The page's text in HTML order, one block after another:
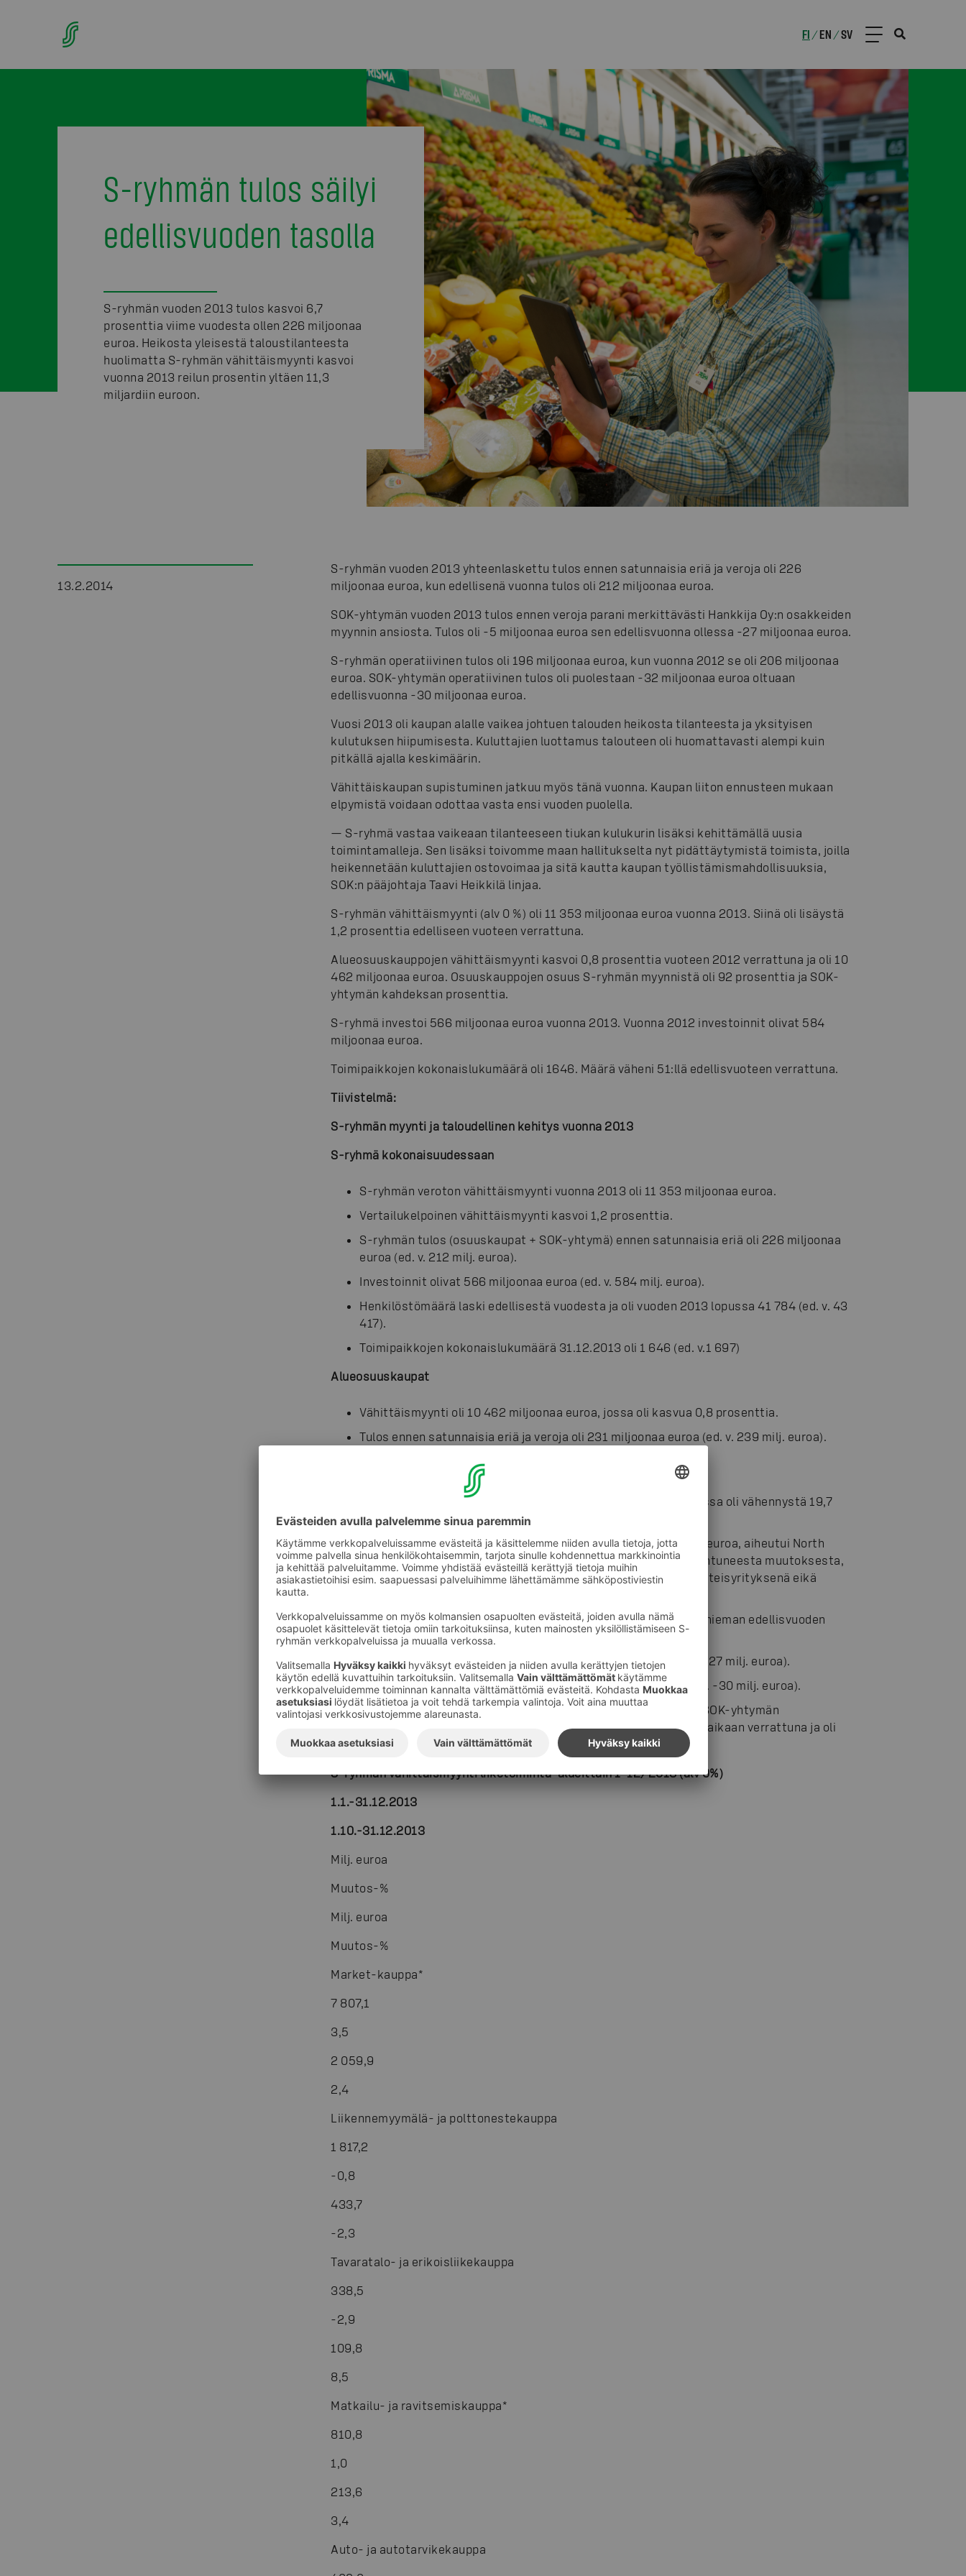
FI /EN /SV
S-ryhmän tulos säilyi
edellisvuoden tasolla
S-ryhmän vuoden 2013 tulos kasvoi 6,7
prosenttia viime vuodesta ollen 226 miljoonaa
euroa. Heikosta yleisestä taloustilanteesta
huolimatta S-ryhmän vähittäismyynti kasvoi
vuonna 2013 reilun prosentin yltäen 11,3
miljardiin euroon.
13.2.2014
S-ryhmän vuoden 2013 yhteenlaskettu tulos ennen satunnaisia eriä ja veroja oli 226
miljoonaa euroa, kun edellisenä vuonna tulos oli 212 miljoonaa euroa.
SOK-yhtymän vuoden 2013 tulos ennen veroja parani merkittävästi Hankkija Oy:n osakkeiden
myynnin ansiosta. Tulos oli -5 miljoonaa euroa sen edellisvuonna ollessa -27 miljoonaa euroa.
S-ryhmän operatiivinen tulos oli 196 miljoonaa euroa, kun vuonna 2012 se oli 206 miljoonaa
euroa. SOK-yhtymän operatiivinen tulos oli puolestaan -32 miljoonaa euroa oltuaan
edellisvuonna -30 miljoonaa euroa.
Vuosi 2013 oli kaupan alalle vaikea johtuen talouden heikosta tilanteesta ja yksityisen
kulutuksen hiipumisesta. Kuluttajien luottamus talouteen oli huomattavasti alempi kuin
pitkällä ajalla keskimäärin.
Vähittäiskaupan supistuminen jatkuu myös tänä vuonna. Kaupan liiton ennusteen mukaan
elpymistä voidaan odottaa vasta ensi vuoden puolella.
— S-ryhmä vastaa vaikeaan tilanteeseen tiukan kulukurin lisäksi kehittämällä uusia
toimintamalleja. Sen lisäksi toivomme maan hallitukselta nyt pidättäytymistä toimista, joilla
heikennetään kuluttajien ostovoimaa ja sitä kautta kaupan työllistämismahdollisuuksia,
SOK:n pääjohtaja Taavi Heikkilä linjaa.
S-ryhmän vähittäismyynti (alv 0 %) oli 11 353 miljoonaa euroa vuonna 2013. Siinä oli lisäystä
1,2 prosenttia edelliseen vuoteen verrattuna.
Alueosuuskauppojen vähittäismyynti kasvoi 0,8 prosenttia vuoteen 2012 verrattuna ja oli 10
462 miljoonaa euroa. Osuuskauppojen osuus S-ryhmän myynnistä oli 92 prosenttia ja SOK-
yhtymän kahdeksan prosenttia.
S-ryhmä investoi 566 miljoonaa euroa vuonna 2013. Vuonna 2012 investoinnit olivat 584
miljoonaa euroa.
Toimipaikkojen kokonaislukumäärä oli 1646. Määrä väheni 51:llä edellisvuoteen verrattuna.
Tiivistelmä:
S-ryhmän myynti ja taloudellinen kehitys vuonna 2013
S-ryhmä kokonaisuudessaan
S-ryhmän veroton vähittäismyynti vuonna 2013 oli 11 353 miljoonaa euroa.
Vertailukelpoinen vähittäismyynti kasvoi 1,2 prosenttia.
S-ryhmän tulos (osuuskaupat + SOK-yhtymä) ennen satunnaisia eriä oli 226 miljoonaa
euroa (ed. v. 212 milj. euroa).
Investoinnit olivat 566 miljoonaa euroa (ed. v. 584 milj. euroa).
Henkilöstömäärä laski edellisestä vuodesta ja oli vuoden 2013 lopussa 41 784 (ed. v. 43
417).
Toimipaikkojen kokonaislukumäärä 31.12.2013 oli 1 646 (ed. v.1 697)
Alueosuuskaupat
Vähittäismyynti oli 10 462 miljoonaa euroa, jossa oli kasvua 0,8 prosenttia.
Tulos ennen satunnaisia eriä ja veroja oli 231 miljoonaa euroa (ed. v. 239 milj. euroa).
SOK-yhtymä (SOK + tytäryhtiöt)
Jatkuvien toimintojen liikevaihto oli 8 539 miljoonaa euroa, jossa oli vähennystä 19,7
prosenttia edelliseen vuoteen verrattuna.
Jatkuvien toimintojen liikevaihdon vähennys, 2 095 miljoonaa euroa, aiheutui North
European Oil Trade Oy:n omistuksessa joulukuussa 2012 tapahtuneesta muutoksesta,
jonka seurauksena North European Oil Trade Oy on käsitelty yhteisyrityksenä eikä
Vertailukelpoinen liikevaihto ilman em. yrityksen lukua kasvoi hieman edellisvuoden
vastaavasta ajanjaksosta.
SOK-yhtymän tulos ennen veroja oli -5 miljoonaa euroa (ed. v. -27 milj. euroa).
SOK-yhtymän operatiivinen tulos oli -32 miljoonaa euroa (ed. v. -30 milj. euroa).
Investoinnit olivat 100 miljoonaa euroa (ed. v.125 milj. euroa). SOK-yhtymän
henkilömäärä väheni 1 277 hengellä edellisvuoden vastaavaan aikaan verrattuna ja oli
joulukuun lopussa 9 353.
S-ryhmän vähittäismyynti liiketoiminta-alueittain 1–12/2013 (alv 0%)
1.1.-31.12.2013
1.10.-31.12.2013
Milj. euroa
Muutos-%
Milj. euroa
Muutos-%
Market-kauppa*
7 807,1
3,5
2 059,9
2,4
Liikennemyymälä- ja polttonestekauppa
1 817,2
-0,8
433,7
-2,3
Tavaratalo- ja erikoisliikekauppa
338,5
-2,9
109,8
8,5
Matkailu- ja ravitsemiskauppa*
810,8
1,0
213,6
3,4
Auto- ja autotarvikekauppa